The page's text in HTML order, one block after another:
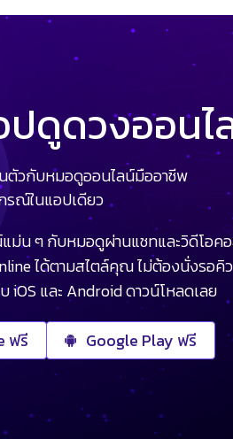
ดูดวงออนไ
ตัวกับหมอดูออนไลน์มืออาชีพ
ณ์ในแอปเดียว
ม่น ๆ กับหมอดูผ่านแชทและวิดีโอค
ได้ตามสไตล์คุณ ไม่ต้องนั่งรอคิว
iOS และ Android ดาวน์โหลดเลย
ฟรี Google Play ฟรี